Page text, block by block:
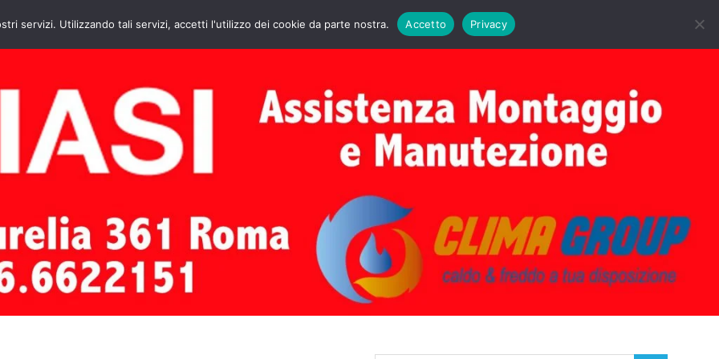
HOME CONTATTI ASSISTENZA CALDAIE BIASI PRIMA ACCENSIONE CALDAIE BIASI
servizi. Utilizzando tali servizi, accetti l'utilizzo dei cookie da parte nostra. Accetto Privacy